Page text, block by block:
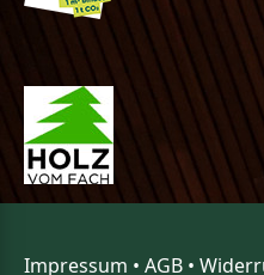
Impressum • AGB •